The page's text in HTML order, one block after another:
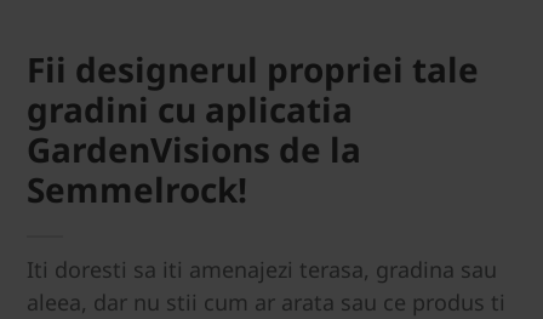
Fii designerul propriei tale
gradini cu aplicatia
GardenVisions de la
Semmelrock!
Iti doresti sa iti amenajezi terasa, gradina sau
aleea, dar nu stii cum ar arata sau ce produs ti